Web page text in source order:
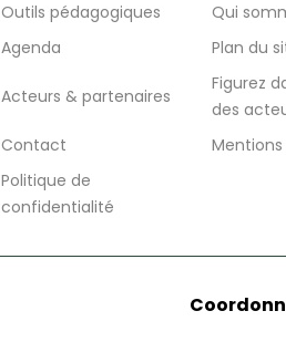
Outils pédagogiques
Qui
Agenda
Plan du
Acteurs & partenaires
Figurez
des
Contact
Politique de
confidentialité